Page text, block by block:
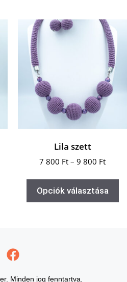
Lila szett
7 800 Ft – 9 800 Ft
Opciók választása
Minden jog fenntartva.